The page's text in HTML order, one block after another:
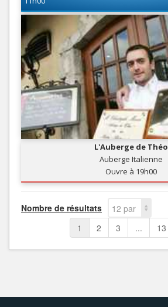
L'Auberge de Théo
Auberge Italienne
Ouvre à 19h00
Nombre de résultats
12 par
page
1 2 3 ... 13